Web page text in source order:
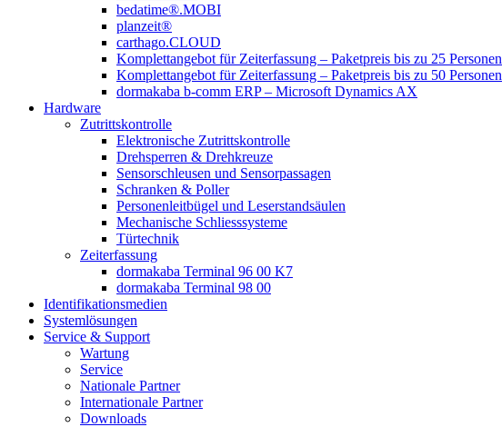
bedatime®.MOBI
planzeit®
carthago.CLOUD
Komplettangebot für Zeiterfassung – Paketpreis bis zu 25 Personen
Komplettangebot für Zeiterfassung – Paketpreis bis zu 50 Personen
dormakaba b-comm ERP – Microsoft Dynamics AX
Hardware
Zutrittskontrolle
Elektronische Zutrittskontrolle
Drehsperren & Drehkreuze
Sensorschleusen und Sensorpassagen
Schranken & Poller
Personenleitbügel und Leserstandsäulen
Mechanische Schliess­systeme
Türtechnik
Zeiterfassung
dormakaba Terminal 96 00 K7
dormakaba Terminal 98 00
Identifikations­medien
Systemlösungen
Service & Support
Wartung
Service
Nationale Partner
Internationale Partner
Downloads